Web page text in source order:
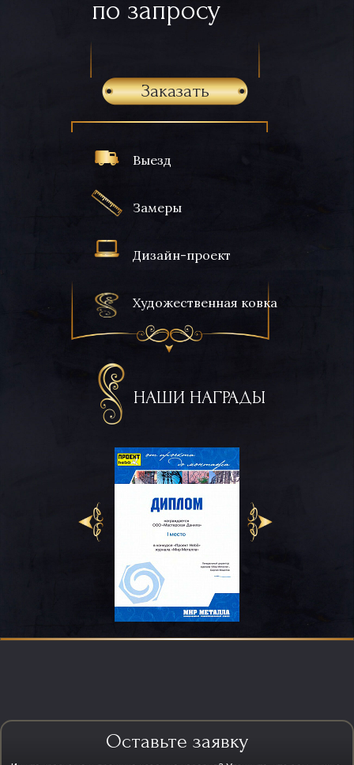
Выезд
Замеры
Дизайн-проект
Художественная ковка
НАШИ НАГРАДЫ
по запросу
Заказать
Оставьте заявку